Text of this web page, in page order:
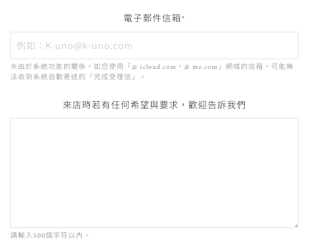
電子郵件信箱*
※由於系統功能的關係，如您使用「@ icloud.com，@ me.com」網域的信箱，可能無
法收到系統自動寄送的「完成受理信」。
來店時若有任何希望與要求，歡迎告訴我們
請輸入500個字符以內。